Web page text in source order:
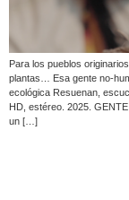
Para los pueblos
plantas… Esa gente no-
ecológica Resuenan,
HD, estéreo. 2025.
un […]